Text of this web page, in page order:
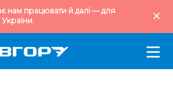
нам працювати й далі — для